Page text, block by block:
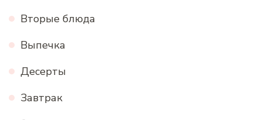
Вторые блюда
Выпечка
Десерты
Завтрак